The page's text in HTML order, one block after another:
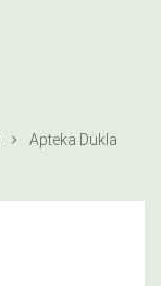
Apteka Dukla